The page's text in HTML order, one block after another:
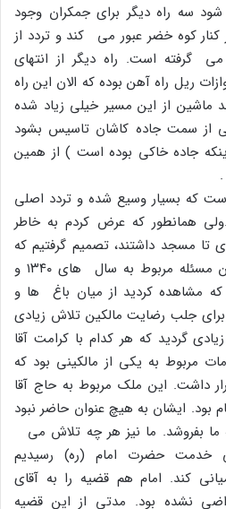
شود سه راه دیگر براى جمکران وجود
کوه خضر عبور مى کند و تردد از
گرفته است. راه دیگر از انتهاى
ریل راه آهن بوده که الان این راه
ماشین از این مسیر خیلى زیاد شده
از سمت جاده کاشان تاسیس بشود
جاده خاکى بوده است ) از همین
که بسیار وسیع شده و تردد اصلى
همانطور که عرض کردم به خاطر
تا مسجد داشتند، تصمیم گرفتیم که
این راه را احداث کنیم که این مسئله مربوط به سال هاى ۱۳۴۰ و
که مشاهده کردید از میان باغ ها و
براى جلب رضایت مالکین تلاش زیادى
گردید که هر کدام با کرامت آقا
مربوط به یکى از مالکینى بود که
داشت. این ملک مربوط به حاج آقا
بود. ایشان به هیچ عنوان حاضر نبود
ما بفروشد. ما نیز هر چه تلاش مى
خدمت حضرت امام (ره) رسیدیم
کند. امام هم قضیه را به آقاى
نشده بود. مدتى از این قضیه